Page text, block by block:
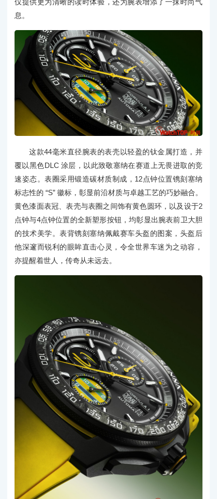
仅提供更为清晰的读时体验，还为腕表增添了一抹时尚气
息。
这款44毫米直径腕表的表壳以轻盈的钛金属打造，并
覆以黑色DLC 涂层，以此致敬塞纳在赛道上无畏进取的竞
速姿态。表圈采用锻造碳材质制成，12点钟位置镌刻塞纳
标志性的 “S” 徽标，彰显前沿材质与卓越工艺的巧妙融合。
黄色漆面表冠、表壳与表圈之间饰有黄色圆环，以及设于2
点钟与4点钟位置的全新塑形按钮，均彰显出腕表前卫大胆
的技术美学。表背镌刻塞纳佩戴赛车头盔的图案，头盔后
他深邃而锐利的眼眸直击心灵，令全世界车迷为之动容，
亦提醒着世人，传奇从未远去。